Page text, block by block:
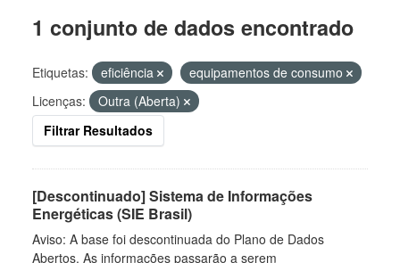
1 conjunto de dados encontrado
Etiquetas: eficiência
equipamentos de consumo
Licenças:
Outra (Aberta)
Filtrar Resultados
[Descontinuado] Sistema de Informações
Energéticas (SIE Brasil)
Aviso: A base foi descontinuada do Plano de Dados
Abertos. As informações passarão a serem